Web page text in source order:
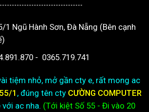
1 Ngũ Hành Sơn, Đà Nẵng (Bên cạnh
- 0365.719.741
tiệm nhỏ, mở gần cty e, rất mong ac
55/1 , đúng tên cty CƯỜNG COMPUTER
ac nha. (Tới kiệtSố 55 - Đi vào 20